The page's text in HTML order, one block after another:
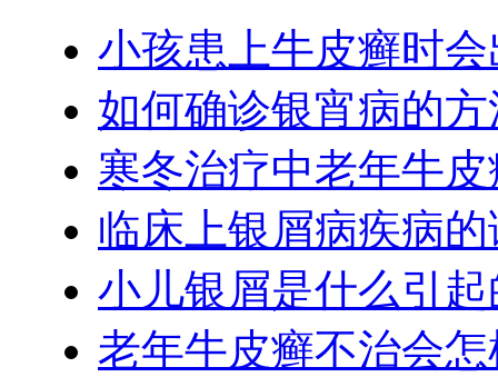
小孩患上牛皮癣时
如何确诊银宵病的
寒冬治疗中老年牛
临床上银屑病疾病
小儿银屑是什么引起
老年牛皮癣不治会怎